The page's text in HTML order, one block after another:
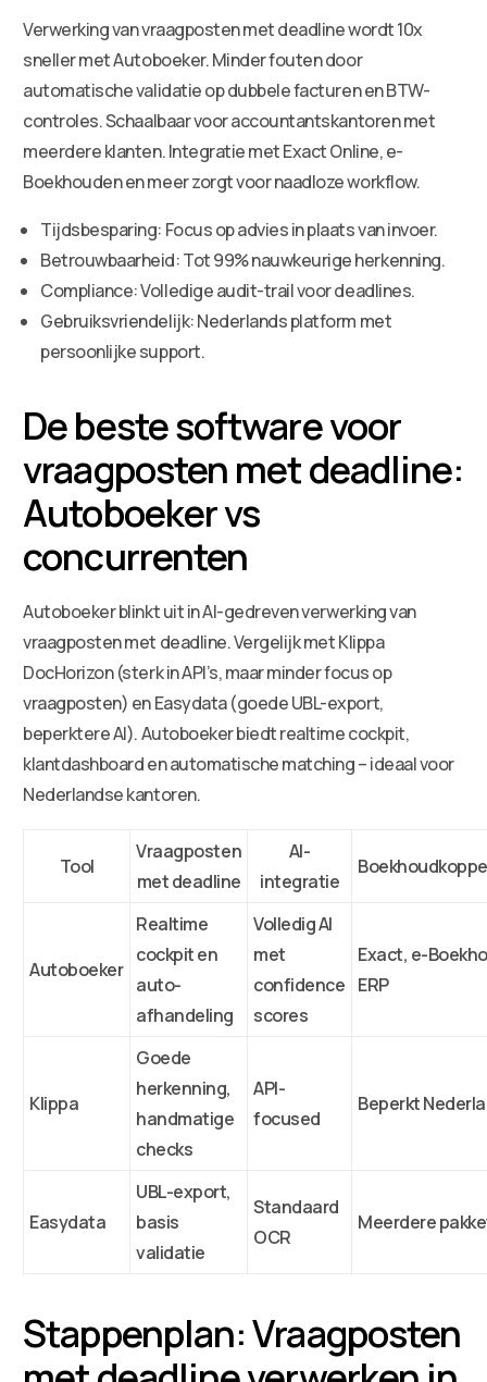
Verwerking van vraagposten met deadline wordt 10x
sneller met Autoboeker. Minder fouten door
automatische validatie op dubbele facturen en BTW-
controles. Schaalbaar voor accountantskantoren met
meerdere klanten. Integratie met Exact Online, e-
Boekhouden en meer zorgt voor naadloze workflow.
Tijdsbesparing: Focus op advies in plaats van invoer.
Betrouwbaarheid: Tot 99% nauwkeurige herkenning.
Compliance: Volledige audit-trail voor deadlines.
Gebruiksvriendelijk: Nederlands platform met
persoonlijke support.
De beste software voor
vraagposten met deadline:
Autoboeker vs
concurrenten
Autoboeker blinkt uit in AI-gedreven verwerking van
vraagposten met deadline. Vergelijk met Klippa
DocHorizon (sterk in API’s, maar minder focus op
vraagposten) en Easydata (goede UBL-export,
beperktere AI). Autoboeker biedt realtime cockpit,
klantdashboard en automatische matching – ideaal voor
Nederlandse kantoren.
Tool
Vraagposten
met deadline
AI-
integratie
Autoboeker
Realtime
cockpit en
auto-
afhandeling
Volledig AI
met
confidence
scores
Exact, e-
ERP
Klippa
Goede
herkenning,
handmatige
checks
API-
focused
Beperkt
Easydata
UBL-export,
basis
validatie
Standaard
OCR
Meerdere
Stappenplan: Vraagposten